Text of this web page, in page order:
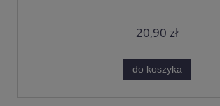
20,90 zł
do koszyka